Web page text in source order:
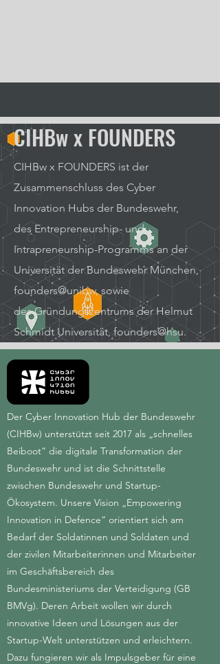
CIHBw x FOUNDERS
CIHBw x FOUNDERS ist der
Zusammenschluss des Cyber
Innovation Hubs der Bundeswehr,
des Entrepreneurship- und
Intrapreneurship-Programms an der
Universität der Bundeswehr München,
founders@unibw, sowie
des Gründungszentrums der Helmut
Schmidt Universität, founders@hsu.
Der Cyber Innovation Hub der Bundeswehr
(CIHBw) unterstützt seit 2017 als „schnelles
Beiboot“ die digitale Transformation der
Bundeswehr und ist die Schnittstelle
zwischen Bundeswehr und Startup-
Ökosystem. Unsere Vision „Empowering
Innovation in Defence“ orientiert sich am
Bedarf der Soldatinnen und Soldaten und
der zivilen Mitarbeiterinnen und Mitarbeiter
im Geschäftsbereich des
Bundesministeriums der Verteidigung (GB
BMVg). Deren Arbeit wollen wir durch
innovative Ideen und Lösungen aus der
Startup-Welt unterstützen und erleichtern.
Dazu fungieren wir als Impulsgeber für eine